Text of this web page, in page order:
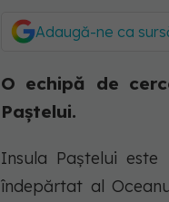
Adaugă-ne ca
O echipă de
Paștelui.
Insula Paștelui
îndepărtat al